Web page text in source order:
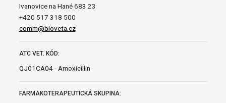
Ivanovice na Hané 683 23
+420 517 318 500
comm@bioveta.cz
ATC VET. KÓD:
QJ01CA04 - Amoxicillin
FARMAKOTERAPEUTICKÁ SKUPINA: